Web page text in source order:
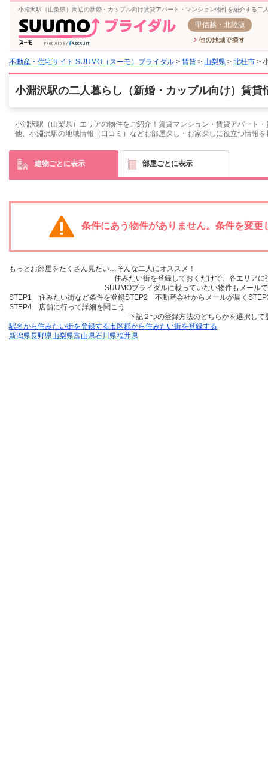
小淵沢駅（山梨県）周辺の新婚・カップル向け賃貸アパート・マンション物件を紹介する二
甲信越・北陸版
不動産・住宅サイト SUUMO（スーモ）ブライダル > 賃貸 > 山梨県 > 北杜市 >
小淵沢駅の二人暮らし（新婚・カップル向け）賃貸
小淵沢駅（山梨県）エリアの物件をご紹介！賃貸マンション・賃貸アパート
他、小淵沢駅の地域情報（口コミ）などお部屋探し・お家探しに役立つ情報
建物ごとに表示 部屋ごとに表示
条件にあう物件がありません。条件を変更
もっとお部屋をたくさん見たい…そんな二人にオススメ！
住みたい街を登録しておくだけで、各エリアに
SUUMOブライダルに載っていない物件も メール
STEP1 住みたい街など条件を登録STEP2 不動産会社からメールが届く
STEP4 店舗に行って詳細を聞こう
下記２つの登録方法のどちらかを選択して
駅名から住みたい街を登録する市区郡から住みたい街を登録する
新潟県長野県山梨県富山県石川県福井県